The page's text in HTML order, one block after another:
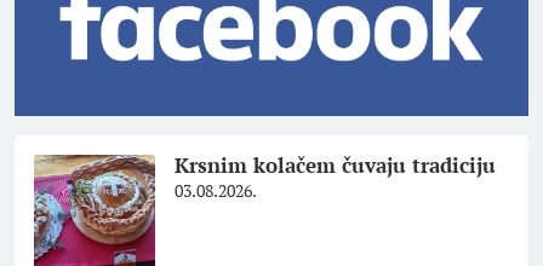
Krsnim kolačem čuvaju tradiciju
03.08.2026.